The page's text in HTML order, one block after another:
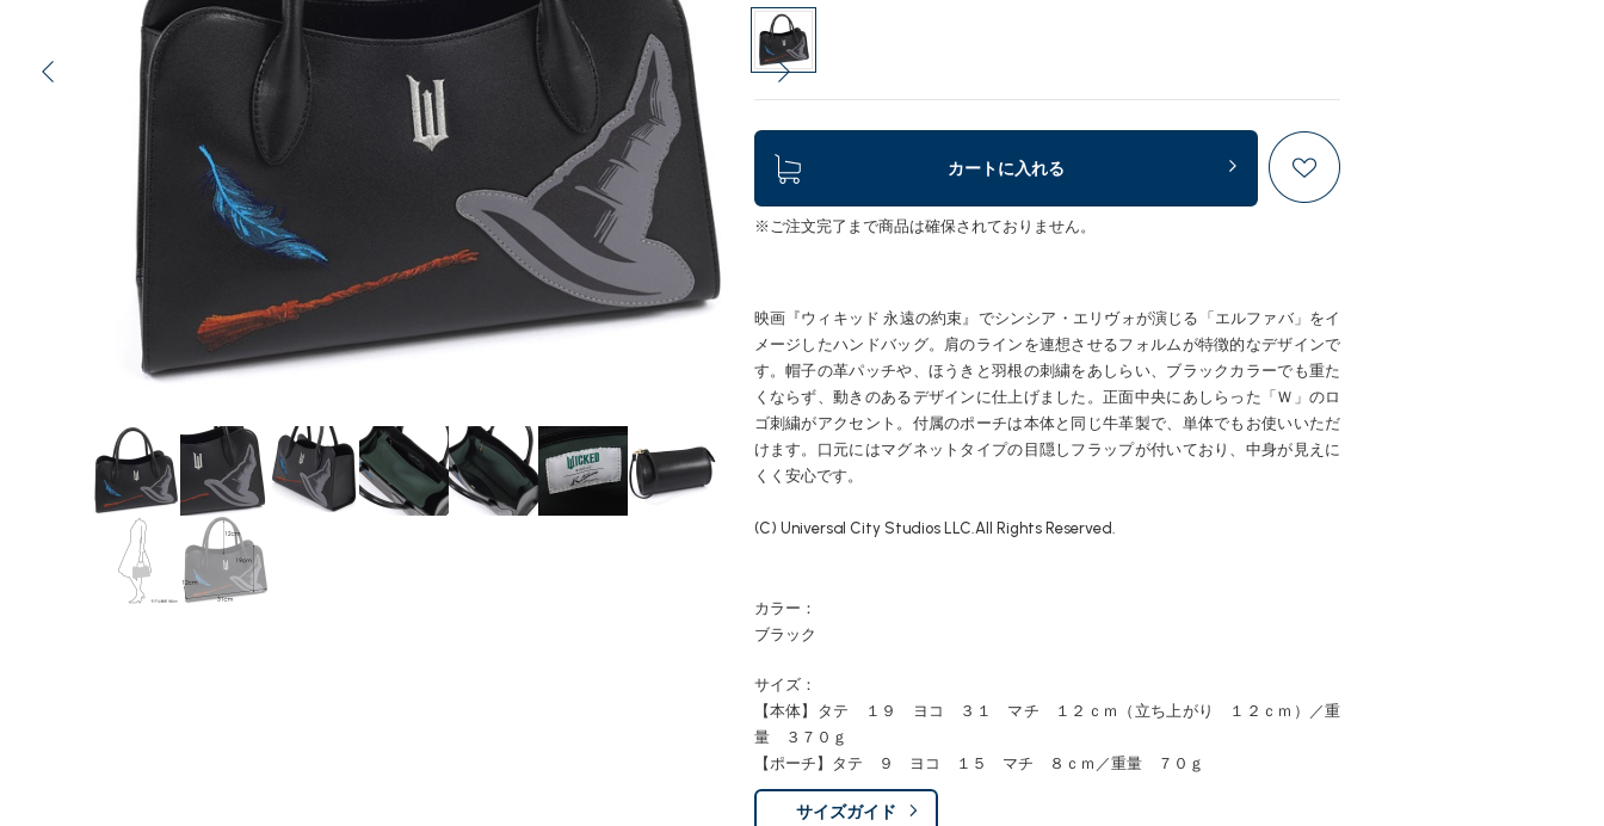
カートに入れる
※ご注文完了まで商品は確保されておりません。
映画『ウィキッド 永遠の約束』でシンシア・エリヴォが演じる「エルファバ」をイ
メージしたハンドバッグ。肩のラインを連想させるフォルムが特徴的なデザインで
す。帽子の革パッチや、ほうきと羽根の刺繍をあしらい、ブラックカラーでも重た
くならず、動きのあるデザインに仕上げました。正面中央にあしらった「Ｗ」のロ
ゴ刺繍がアクセント。付属のポーチは本体と同じ牛革製で、単体でもお使いいただ
けます。口元にはマグネットタイプの目隠しフラップが付いており、中身が見えに
くく安心です。
(C) Universal City Studios LLC.All Rights Reserved.
カラー：
ブラック
サイズ：
【本体】タテ １９ ヨコ ３１ マチ １２ｃｍ（立ち上がり １２ｃｍ）／重
量 ３７０ｇ
【ポーチ】タテ ９ ヨコ １５ マチ ８ｃｍ／重量 ７０ｇ
サイズガイド